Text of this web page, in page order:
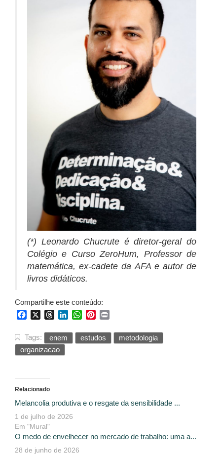
(*) Leonardo Chucrute é diretor-geral do
Colégio e Curso ZeroHum, Professor de
matemática, ex-cadete da AFA e autor de
livros didáticos.
Compartilhe este conteúdo:
FacebookThreadsLinkedInWhatsApp
Pinterest
Tags: enem estudos
metodologia
organizacao
Relacionado
Melancolia produtiva e o resgate da sensibilidade ...
1 de julho de 2026
Em "Mural"
O medo de envelhecer no mercado de trabalho: uma a...
28 de junho de 2026